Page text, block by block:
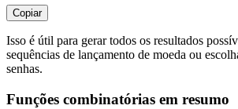
Copiar
Isso é útil para gerar todos os resultados
sequências de lançamento de moeda ou
senhas.
Funções combinatórias em resumo